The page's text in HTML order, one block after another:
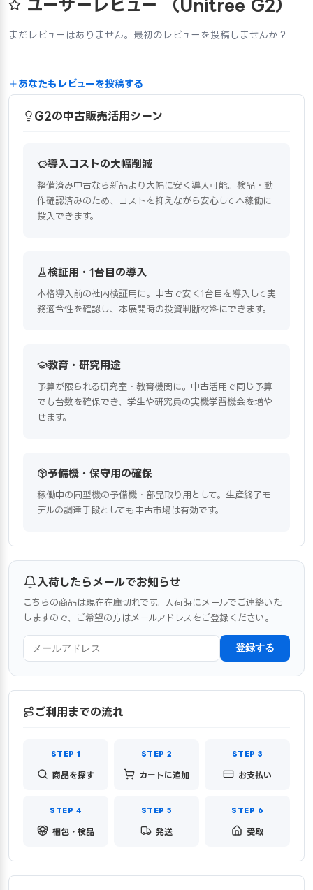
ユーザーレビュー （Unitree G2）
まだレビューはありません。最初のレビューを投稿しませんか？
あなたもレビューを投稿する
G2の中古販売活用シーン
導入コストの大幅削減
整備済み中古なら新品より大幅に安く導入可能。検品・動
作確認済みのため、コストを抑えながら安心して本稼働に
投入できます。
検証用・1台目の導入
本格導入前の社内検証用に。中古で安く1台目を導入して実
務適合性を確認し、本展開時の投資判断材料にできます。
教育・研究用途
予算が限られる研究室・教育機関に。中古活用で同じ予算
でも台数を確保でき、学生や研究員の実機学習機会を増や
せます。
予備機・保守用の確保
稼働中の同型機の予備機・部品取り用として。生産終了モ
デルの調達手段としても中古市場は有効です。
入荷したらメールでお知らせ
こちらの商品は現在在庫切れです。入荷時にメールでご連絡いた
しますので、ご希望の方はメールアドレスをご登録ください。
登録する
ご利用までの流れ
商品を探す カートに追加 お支払い
梱包・検品 発送 受取